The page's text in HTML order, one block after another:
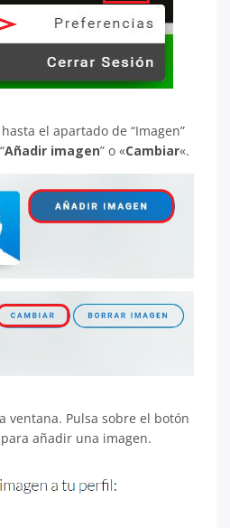
el apartado de “Imagen”
Añadir imagen” o «Cambiar«.
ventana. Pulsa sobre el botón
para añadir una imagen.